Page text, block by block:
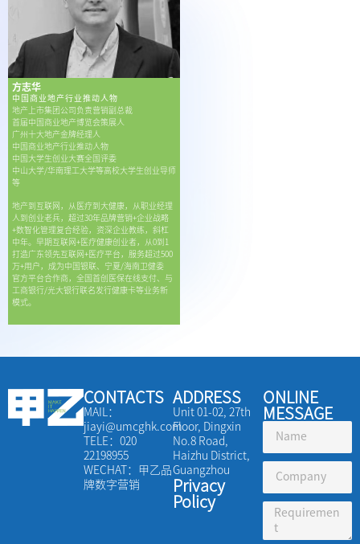
方志华
中国商业地产行业推动人物
地产上市集团公司负责营销副总裁
首届中国商业地产博览会策展人
广州十大地产金牌经理人
中国商业地产行业推动人物
中国大学生创业大赛全国评委
中山大学/华南理工大学等高校大学生创业导师
等
地产到互联网，从医疗到大健康，从职业经理
人到创业老兵，超过30年品牌营销+企业战略
+数智化管理复合经验，资深企业教练，斜杠
中年。早期互联网+医疗健康创业者，从0到1
打造广东领先互联网+医疗平台，服务超过500
万+用户，成为中国银联、宁夏/海南卫健委
官方平台合作商，全国首创医保在线支付、与
工商银行/光大银行联名发行健康卡等业务新
模式。
CONTACTS
MAIL：
jiayi@umcghk.com
TELE：020
22198955
WECHAT：甲乙品
牌数字营销
ADDRESS
Unit 01-02, 27th
Floor, Dingxin
No.8 Road,
Haizhu District,
Guangzhou
Privacy
Policy
ONLINE
MESSAGE